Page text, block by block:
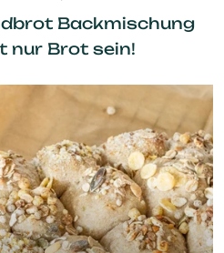
Backmischung
nur Brot sein!